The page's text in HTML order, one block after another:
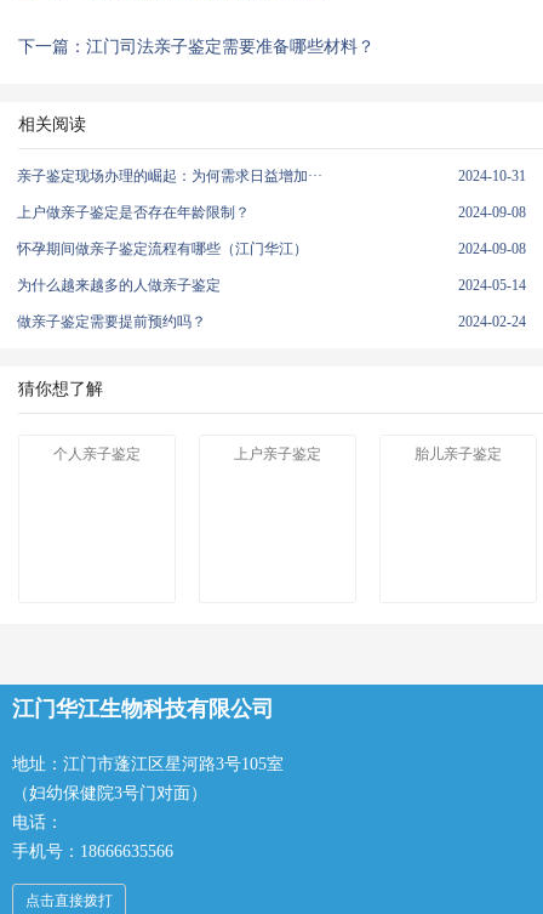
下一篇：江门司法亲子鉴定需要准备哪些材料？
相关阅读
亲子鉴定现场办理的崛起：为何需求日益增加··· 2024-10-31
上户做亲子鉴定是否存在年龄限制？ 2024-09-08
怀孕期间做亲子鉴定流程有哪些（江门华江） 2024-09-08
为什么越来越多的人做亲子鉴定 2024-05-14
做亲子鉴定需要提前预约吗？ 2024-02-24
猜你想了解
个人亲子鉴定 上户亲子鉴定 胎儿亲子鉴定
江门华江生物科技有限公司
地址：江门市蓬江区星河路3号105室
（妇幼保健院3号门对面）
电话：
手机号：18666635566
点击直接拨打